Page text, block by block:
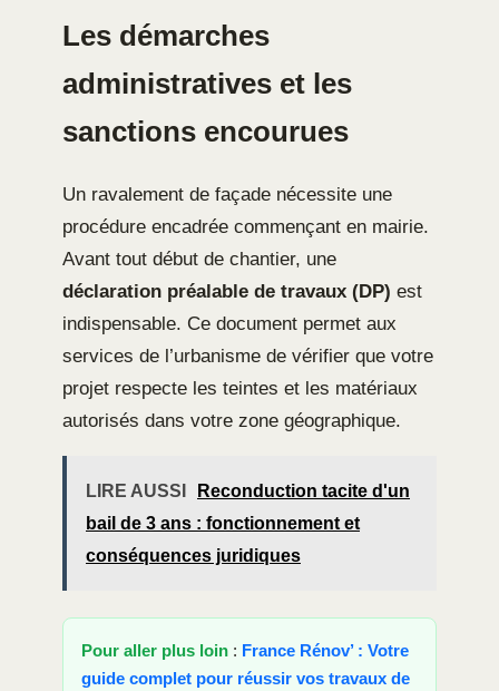
Les démarches
administratives et les
sanctions encourues
Un ravalement de façade nécessite une
procédure encadrée commençant en mairie.
Avant tout début de chantier, une
déclaration préalable de travaux (DP) est
indispensable. Ce document permet aux
services de l’urbanisme de vérifier que votre
projet respecte les teintes et les matériaux
autorisés dans votre zone géographique.
LIRE AUSSI
Reconduction tacite d'un
bail de 3 ans : fonctionnement et
conséquences juridiques
Pour aller plus loin : France Rénov’ : Votre
guide complet pour réussir vos travaux de